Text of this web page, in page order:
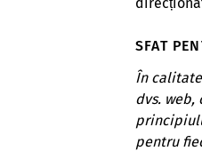
SFAT
În
dvs.
pentru